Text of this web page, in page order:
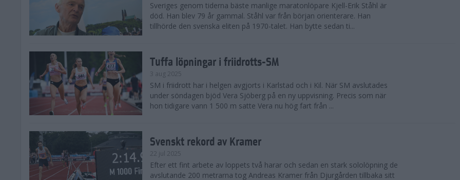
Sveriges genom tiderna bäste manlige maratonlöpare Kjell-Erik Ståhl är
död. Han blev 79 år gammal. Ståhl var från början orienterare. Han
tillhörde den svenska eliten på 1970-talet. Han bytte sedan ti...
Tuffa löpningar i friidrotts-SM
3 aug 2025
SM i friidrott har i helgen avgjorts i Karlstad och i Kil. När SM avslutades
under söndagen bjöd Vera Sjöberg på en ny uppvisning. Precis som när
hon tidigare vann 1 500 m satte Vera nu hög fart från ...
Svenskt rekord av Kramer
22 jul 2025
Efter ett fint arbete av loppets två harar och sedan en stark sololöpning de
avslutande 200 metrarna tog Andreas Kramer från Djurgården tillbaka sitt